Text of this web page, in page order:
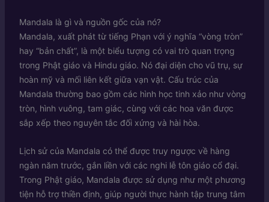
Mandala là gì và nguồn gốc của nó?
Mandala, xuất phát từ tiếng Phạn với ý nghĩa “vòng tròn”
hay “bản chất”, là một biểu tượng có vai trò quan trọng
trong Phật giáo và Hindu giáo. Nó đại diện cho vũ trụ, sự
hoàn mỹ và mối liên kết giữa vạn vật. Cấu trúc của
Mandala thường bao gồm các hình học tinh xảo như vòng
tròn, hình vuông, tam giác, cùng với các hoa văn được
sắp xếp theo nguyên tắc đối xứng và hài hòa.
Lịch sử của Mandala có thể được truy ngược về hàng
ngàn năm trước, gắn liền với các nghi lễ tôn giáo cổ đại.
Trong Phật giáo, Mandala được sử dụng như một phương
tiện hỗ trợ thiền định, giúp người thực hành tập trung tâm